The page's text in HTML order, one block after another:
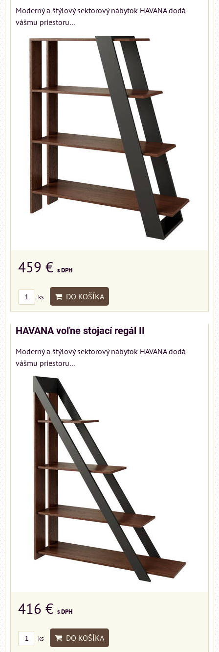
Moderný a štýlový sektorový nábytok HAVANA dodá
vášmu priestoru...
459 € s DPH
ks DO KOŠÍKA
HAVANA voľne stojací regál II
Moderný a štýlový sektorový nábytok HAVANA dodá
vášmu priestoru...
416 € s DPH
ks DO KOŠÍKA